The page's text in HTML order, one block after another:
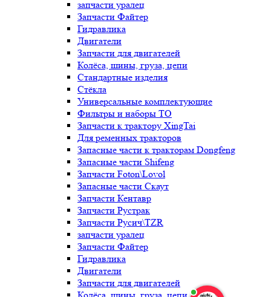
запчасти уралец
Запчасти Файтер
Гидравлика
Двигатели
Запчасти для двигателей
Колёса, шины, груза, цепи
Стандартные изделия
Стёкла
Универсальные комплектующие
Фильтры и наборы ТО
Запчасти к трактору XingTai
Для ременных тракторов
Запасные части к тракторам Dongfeng
Запасные части Shifeng
Запчасти Foton\Lovol
Запасные части Скаут
Запчасти Кентавр
Запчасти Рустрак
Запчасти Русич\TZR
запчасти уралец
Запчасти Файтер
Гидравлика
Двигатели
Запчасти для двигателей